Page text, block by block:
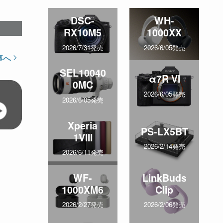
へ
DSC-
RX10M5
2026/7/31発売
WH-
1000XX
2026/6/05発売
SEL10040
0MC
2026/6/05発売
α7R VI
2026/6/05発売
Xperia
1VIII
2026/6/11発売
PS-LX5BT
2026/2/14発売
WF-
1000XM6
2026/2/27発売
LinkBuds
Clip
2026/2/06発売